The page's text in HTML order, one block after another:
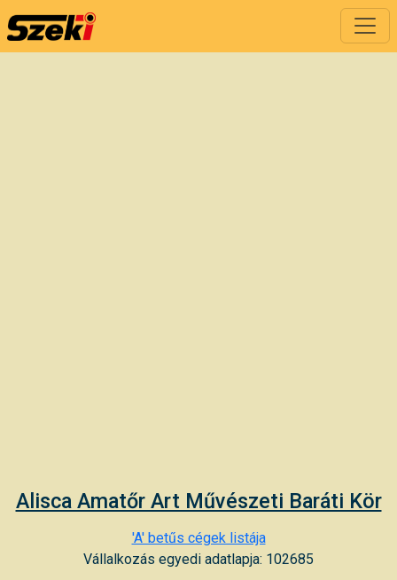
Alisca Amatőr Art Művészeti Baráti Kör
'A' betűs cégek listája
Vállalkozás egyedi adatlapja: 102685